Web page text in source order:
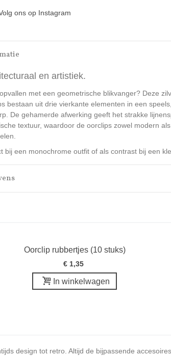
ons op Instagram
en artistiek.
met een geometrische blikvanger? Deze
bestaan uit drie vierkante elementen in een
De gehamerde afwerking geeft het strakke
textuur, waardoor de oorclips zowel modern
bij een monochrome outfit of als contrast bij een
Wenslijst
Oorclip rubbertjes (10 stuks)
€ 1,35
In winkelwagen
design tot retro. Altijd de bijpassende